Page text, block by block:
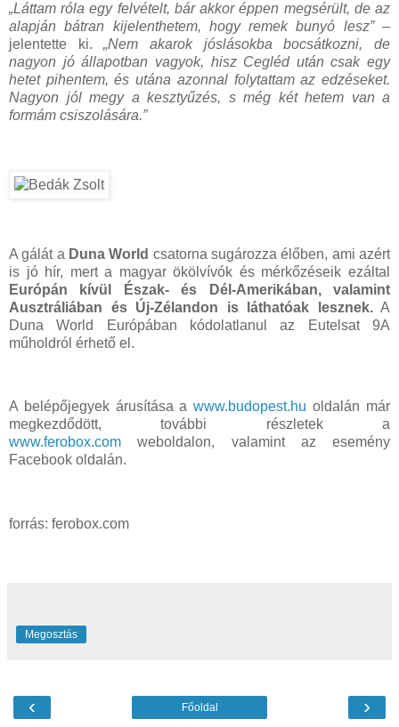
„Láttam róla egy felvételt, bár akkor éppen megsérült, de az
alapján bátran kijelenthetem, hogy remek bunyó lesz”–
jelentette ki.„Nem akarok jóslásokba bocsátkozni, de
nagyon jó állapotban vagyok, hisz Cegléd után csak egy
hetet pihentem, és utána azonnal folytattam az edzéseket.
Nagyon jól megy a kesztyűzés, s még két hetem van a
formám csiszolására.”
A gálát a Duna World csatorna sugározza élőben, ami azért
is jó hír, mert a magyar ökölvívók és mérkőzéseik ezáltal
Európán kívül Észak- és Dél-Amerikában, valamint
Ausztráliában és Új-Zélandon is láthatóak lesznek.A
Duna World Európában kódolatlanul az Eutelsat 9A
műholdról érhető el.
A belépőjegyek árusítása awww.budopest.hu oldalán már
megkezdődött, további részletek a
www.ferobox.com weboldalon, valamint az esemény
Facebook oldalán.
forrás: ferobox.com
Megosztás
‹ ›
Főoldal